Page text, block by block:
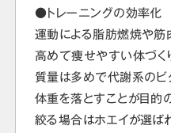
●トレーニングの効率化
運動による脂肪燃焼や筋
高めて痩せやすい体づく
質量は多めで代謝系のビ
体重を落とすことが目的
絞る場合はホエイが選ば